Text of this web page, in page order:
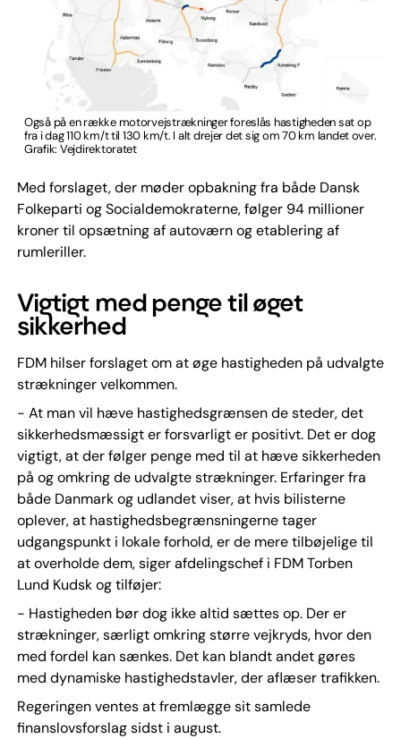
Også på en række motorvejstrækninger foreslås hastigheden sat op
fra i dag 110 km/t til 130 km/t. I alt drejer det sig om 70 km landet over.
Grafik: Vejdirektoratet
Med forslaget, der møder opbakning fra både Dansk
Folkeparti og Socialdemokraterne, følger 94 millioner
kroner til opsætning af autoværn og etablering af
rumleriller.
Vigtigt med penge til øget
sikkerhed
FDM hilser forslaget om at øge hastigheden på udvalgte
strækninger velkommen.
- At man vil hæve hastighedsgrænsen de steder, det
sikkerhedsmæssigt er forsvarligt er positivt. Det er dog
vigtigt, at der følger penge med til at hæve sikkerheden
på og omkring de udvalgte strækninger. Erfaringer fra
både Danmark og udlandet viser, at hvis bilisterne
oplever, at hastighedsbegrænsningerne tager
udgangspunkt i lokale forhold, er de mere tilbøjelige til
at overholde dem, siger afdelingschef i FDM Torben
Lund Kudsk og tilføjer:
- Hastigheden bør dog ikke altid sættes op. Der er
strækninger, særligt omkring større vejkryds, hvor den
med fordel kan sænkes. Det kan blandt andet gøres
med dynamiske hastighedstavler, der aflæser trafikken.
Regeringen ventes at fremlægge sit samlede
finanslovsforslag sidst i august.